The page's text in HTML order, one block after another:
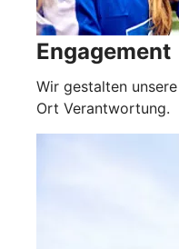
Engagement
Wir gestalten
Ort Verantwortung.